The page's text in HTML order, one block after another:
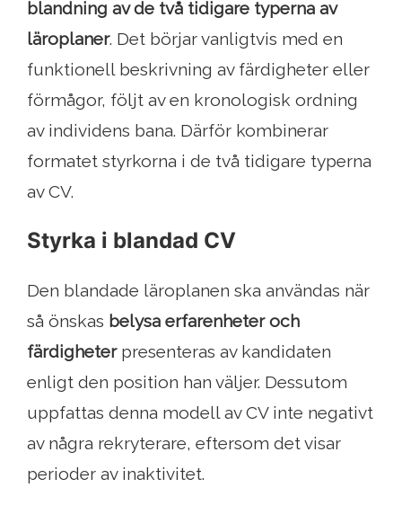
blandning av de två tidigare typerna av
läroplaner. Det börjar vanligtvis med en
funktionell beskrivning av färdigheter eller
förmågor, följt av en kronologisk ordning
av individens bana. Därför kombinerar
formatet styrkorna i de två tidigare typerna
av CV.
Styrka i blandad CV
Den blandade läroplanen ska användas när
så önskas belysa erfarenheter och
färdigheterpresenteras av kandidaten
enligt den position han väljer. Dessutom
uppfattas denna modell av CV inte negativt
av några rekryterare, eftersom det visar
perioder av inaktivitet.